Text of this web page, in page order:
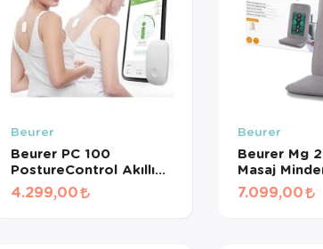
Beurer
Beurer PC 100
PostureControl Akıllı
Duruş Eğitmeni –
Bluetooth Bağlantılı
4.299,00
Beurer
Beurer Mg
Masaj
7.099,00